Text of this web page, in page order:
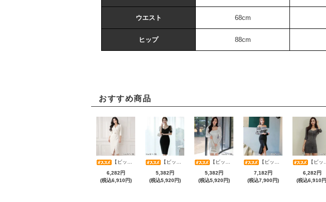
ウエスト 68cm
ヒップ 88cm
おすすめ商品
【ビッグサマーセール対象品】アシメカシュクール7分袖ワンピース(キャバドレス・CABARETDRESS)
6,282円
(税込6,910円)
【ビッグサマーセール対象品】光沢シアースリーブが軽やかなカシュクールVネックドレープミディドレス(キャバドレス・CABARETDRESS)
5,382円
(税込5,920円)
【ビッグサマーセール対象品】ラグジュアリーオーナメントレースパフスリーブワンピース(キャバドレス・CABARETDRESS)
5,382円
(税込5,920円)
【ビッグサマーセール対象品】総レースオフショルブラウス×ハイウエストマーメイドスカートセットアップ(キャバドレス・CABARETDRESS)
7,182円
(税込7,900円)
【ビッグサマーセール対象品】スーツライク素材で魅せる知的な大人ストライプタイトワンピース(キャバドレス・CABARETDRESS)
6,282円
(税込6,910